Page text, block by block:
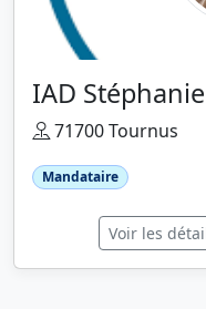
IAD
71700 Tournus
Mandataire
Voir les